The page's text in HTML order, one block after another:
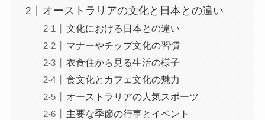
オーストラリアの文化と日本との違い
文化における日本との違い
マナーやチップ文化の習慣
衣食住から見る生活の様子
食文化とカフェ文化の魅力
オーストラリアの人気スポーツ
主要な季節の行事とイベント